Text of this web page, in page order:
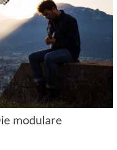
modulare